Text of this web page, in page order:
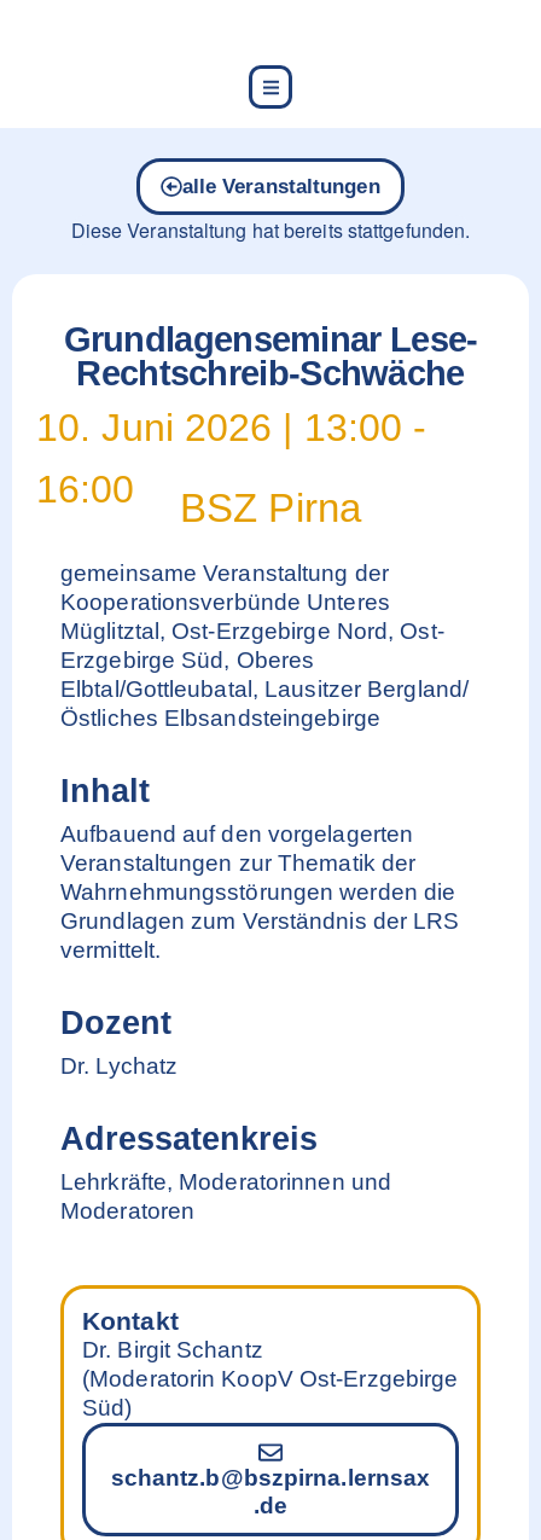
alle Veranstaltungen
Diese Veranstaltung hat bereits stattgefunden.
Grundlagenseminar Lese-
Rechtschreib-Schwäche
10. Juni 2026 | 13:00 -
16:00
BSZ Pirna
gemeinsame Veranstaltung der
Kooperationsverbünde Unteres
Müglitztal, Ost-Erzgebirge Nord, Ost-
Erzgebirge Süd, Oberes
Elbtal/Gottleubatal, Lausitzer Bergland/
Östliches Elbsandsteingebirge
Inhalt
Aufbauend auf den vorgelagerten
Veranstaltungen zur Thematik der
Wahrnehmungsstörungen werden die
Grundlagen zum Verständnis der LRS
vermittelt.
Dozent
Dr. Lychatz
Adressatenkreis
Lehrkräfte, Moderatorinnen und
Moderatoren
Kontakt
Dr. Birgit Schantz
(Moderatorin KoopV Ost-Erzgebirge
Süd)
schantz.b@bszpirna.lernsax
.de